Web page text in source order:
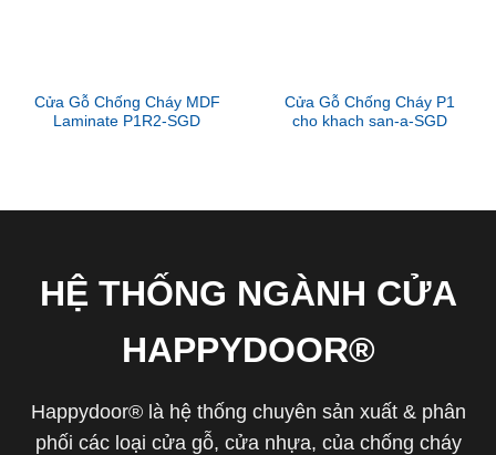
Cửa Gỗ Chống Cháy MDF
Laminate P1R2-SGD
Cửa Gỗ Chống Cháy P1
cho khach san-a-SGD
HỆ THỐNG NGÀNH CỬA
HAPPYDOOR®
Happydoor® là hệ thống chuyên sản xuất & phân
phối các loại cửa gỗ, cửa nhựa, của chống cháy